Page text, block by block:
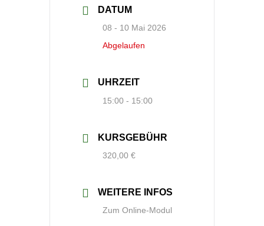
DATUM
08 - 10 Mai 2026
Abgelaufen
UHRZEIT
15:00 - 15:00
KURSGEBÜHR
320,00 €
WEITERE INFOS
Zum Online-Modul